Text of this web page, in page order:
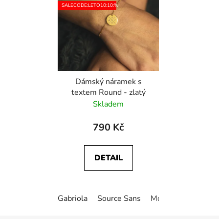
SALECODE:LETO10:10:%
Dámský náramek s
textem Round - zlatý
Skladem
790 Kč
DETAIL
Gabriola Source Sans Monotype Corsiva